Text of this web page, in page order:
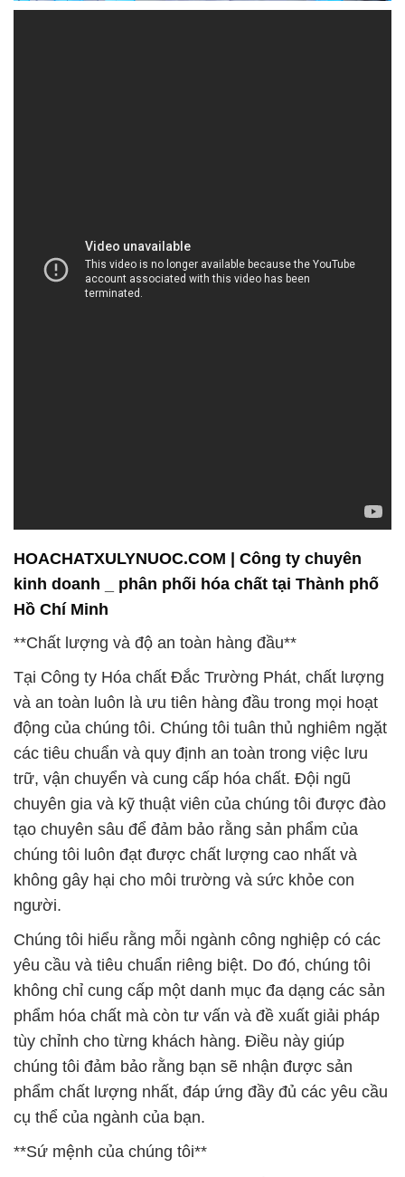
HOACHATXULYNUOC.COM | Công ty chuyên
kinh doanh _ phân phối hóa chất tại Thành phố
Hồ Chí Minh
**Chất lượng và độ an toàn hàng đầu**
Tại Công ty Hóa chất Đắc Trường Phát, chất lượng
và an toàn luôn là ưu tiên hàng đầu trong mọi hoạt
động của chúng tôi. Chúng tôi tuân thủ nghiêm ngặt
các tiêu chuẩn và quy định an toàn trong việc lưu
trữ, vận chuyển và cung cấp hóa chất. Đội ngũ
chuyên gia và kỹ thuật viên của chúng tôi được đào
tạo chuyên sâu để đảm bảo rằng sản phẩm của
chúng tôi luôn đạt được chất lượng cao nhất và
không gây hại cho môi trường và sức khỏe con
người.
Chúng tôi hiểu rằng mỗi ngành công nghiệp có các
yêu cầu và tiêu chuẩn riêng biệt. Do đó, chúng tôi
không chỉ cung cấp một danh mục đa dạng các sản
phẩm hóa chất mà còn tư vấn và đề xuất giải pháp
tùy chỉnh cho từng khách hàng. Điều này giúp
chúng tôi đảm bảo rằng bạn sẽ nhận được sản
phẩm chất lượng nhất, đáp ứng đầy đủ các yêu cầu
cụ thể của ngành của bạn.
**Sứ mệnh của chúng tôi**